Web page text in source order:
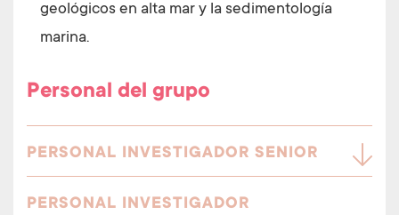
geológicos en alta mar y la sedimentología
marina.
Personal del grupo
PERSONAL INVESTIGADOR SENIOR
PERSONAL INVESTIGADOR